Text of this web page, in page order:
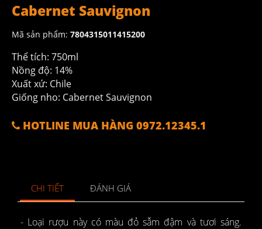
Cabernet Sauvignon
Mã sản phẩm: 7804315011415200
Thể tích: 750ml
Nồng độ: 14%
Xuất xứ: Chile
Giống nho: Cabernet Sauvignon
HOTLINE MUA HÀNG 0972.12345.1
CHI TIẾT ĐÁNH GIÁ
- Loại rượu này có màu đỏ sẫm đậm và tươi sáng.